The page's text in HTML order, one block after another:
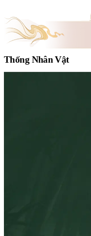
Thống Nhân Vật